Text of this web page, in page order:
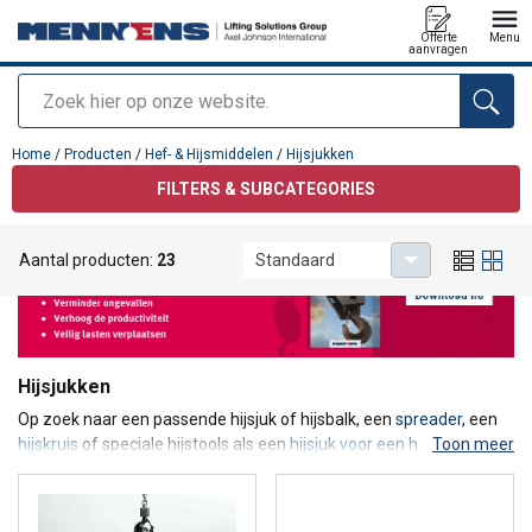
Zoeken
Offerte
aanvragen
Menu
toegevoegd aan uw offerte
Home / Producten / Hef- & Hijsmiddelen / Hijsjukken
FILTERS & SUBCATEGORIES
Hijsjukken
Op zoek naar een passende hijsjuk of hijsbalk, een spreader, een
hijskruis of speciale hijstools als een hijsjuk voor een heftruck ?
hijsjukken voor extra stabiliteit standaard van een twee- of
viersprong, als de hoogte van de ruimte dit toelaat.
Toon meer
Aantal producten: 23 Standaard